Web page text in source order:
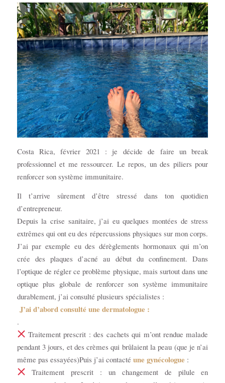
Costa Rica, février 2021 : je décide de faire un break
professionnel et me ressourcer. Le repos, un des piliers pour
renforcer son système immunitaire.
Il t’arrive sûrement d’être stressé dans ton quotidien
d’entrepreneur.
Depuis la crise sanitaire, j’ai eu quelques montées de stress
extrêmes qui ont eu des répercussions physiques sur mon corps.
J’ai par exemple eu des dérèglements hormonaux qui m’on
crée des plaques d’acné au début du confinement. Dans
l’optique de régler ce problème physique, mais surtout dans une
optique plus globale de renforcer son système immunitaire
durablement, j’ai consulté plusieurs spécialistes :
J’ai d’abord consulté une dermatologue :
.
Traitement prescrit : des cachets qui m’ont rendue malade
pendant 3 jours, et des crèmes qui brûlaient la peau (que je n’ai
même pas essayées)Puis j’ai contacté une gynécologue :
Traitement prescrit : un changement de pilule en